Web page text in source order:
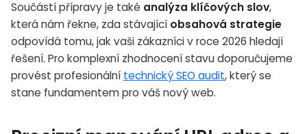
Součástí přípravy je také analýza klíčových slov,
která nám řekne, zda stávající obsahová strategie
odpovídá tomu, jak vaši zákazníci v roce 2026 hledají
řešení. Pro komplexní zhodnocení stavu doporučujeme
provést profesionální technický SEO audit, který se
stane fundamentem pro váš nový web.